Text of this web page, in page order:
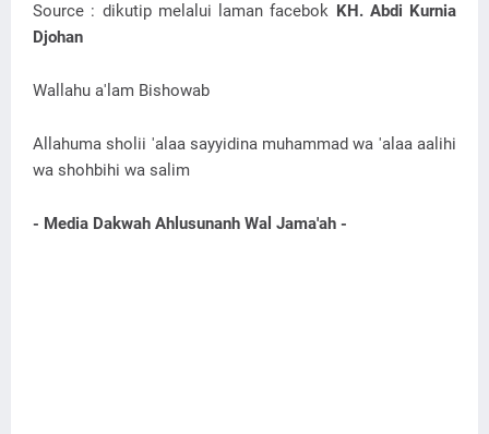
Source : dikutip melalui laman facebok KH. Abdi Kurnia
Djohan
Wallahu a'lam Bishowab
Allahuma sholii 'alaa sayyidina muhammad wa 'alaa aalihi
wa shohbihi wa salim
- Media Dakwah Ahlusunanh Wal Jama'ah -